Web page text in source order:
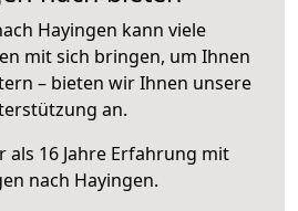
Hayingen kann viele
mit sich bringen, um Ihnen
– bieten wir Ihnen unsere
an.
als 16 Jahre Erfahrung mit
nach Hayingen.